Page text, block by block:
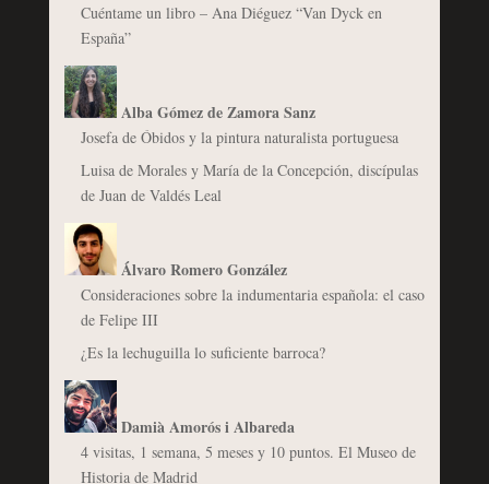
Cuéntame un libro – Ana Diéguez “Van Dyck en
España”
Alba Gómez de Zamora Sanz
Josefa de Óbidos y la pintura naturalista portuguesa
Luisa de Morales y María de la Concepción, discípulas
de Juan de Valdés Leal
Álvaro Romero González
Consideraciones sobre la indumentaria española: el caso
de Felipe III
¿Es la lechuguilla lo suficiente barroca?
Damià Amorós i Albareda
4 visitas, 1 semana, 5 meses y 10 puntos. El Museo de
Historia de Madrid